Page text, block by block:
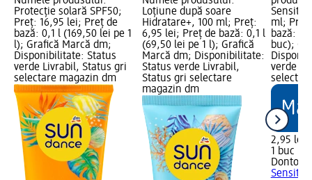
Protecție solară SPF50;
Preț: 16,95 lei; Preț de
bază: 0,1 l (169,50 lei pe 1
l); Grafică Marcă dm;
Disponibilitate: Status
verde Livrabil, Status gri
selectare magazin dm
Loțiune după soare
Hidratare+, 100 ml; Preț:
6,95 lei; Preț de bază: 0,1 l
(69,50 lei pe 1 l); Grafică
Marcă dm; Disponibilitate:
Status verde Livrabil,
Status gri selectare
magazin dm
ml;
bază: 1
buc);
verde
2,95 lei
1 buc